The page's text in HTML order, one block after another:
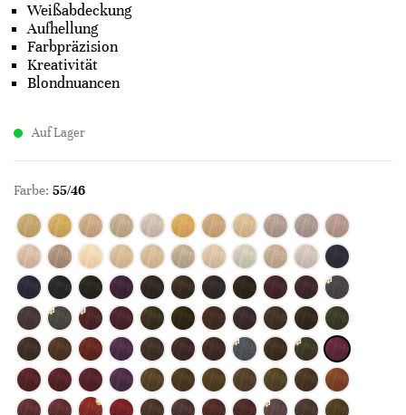
Weißabdeckung
Aufhellung
Farbpräzision
Kreativität
Blondnuancen
Auf Lager
Farbe: 55/46